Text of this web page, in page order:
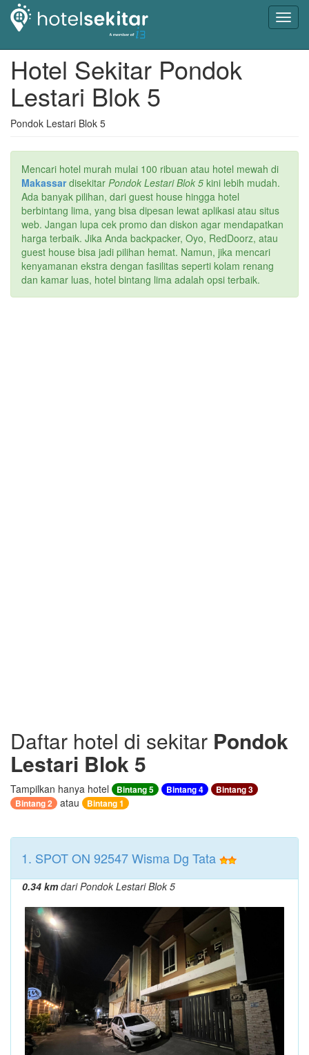
Hotel Sekitar Pondok
Lestari Blok 5
Pondok Lestari Blok 5
Mencari hotel murah mulai 100 ribuan atau hotel mewah di
Makassardisekitar Pondok Lestari Blok 5 kini lebih mudah.
Ada banyak pilihan, dari guest house hingga hotel
berbintang lima, yang bisa dipesan lewat aplikasi atau situs
web. Jangan lupa cek promo dan diskon agar mendapatkan
harga terbaik. Jika Anda backpacker, Oyo, RedDoorz, atau
guest house bisa jadi pilihan hemat. Namun, jika mencari
kenyamanan ekstra dengan fasilitas seperti kolam renang
dan kamar luas, hotel bintang lima adalah opsi terbaik.
Daftar hotel di sekitar Pondok
Lestari Blok 5
Tampilkan hanya hotel Bintang 5 Bintang 4
Bintang 3
Bintang 2
atau Bintang 1
1. SPOT ON 92547 Wisma Dg Tata
0.34 kmdari Pondok Lestari Blok 5